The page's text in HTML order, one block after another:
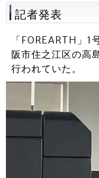
記者発表
「FOREARTH」1
阪市住之江区の高
行われていた。